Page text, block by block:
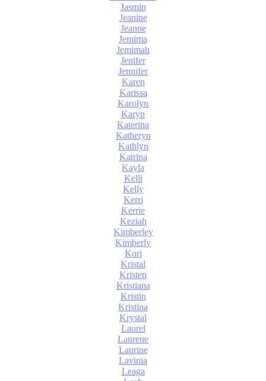
Jasmin
Jeanine
Jeanne
Jemima
Jemimah
Jenifer
Jennifer
Karen
Karissa
Karolyn
Karyn
Katerina
Katheryn
Kathlyn
Katrina
Kayla
Kelli
Kelly
Kerri
Kerrie
Keziah
Kimberley
Kimberly
Kori
Kristal
Kristen
Kristiana
Kristin
Kristina
Krystal
Laurel
Laurene
Laurine
Lavinia
Leaga